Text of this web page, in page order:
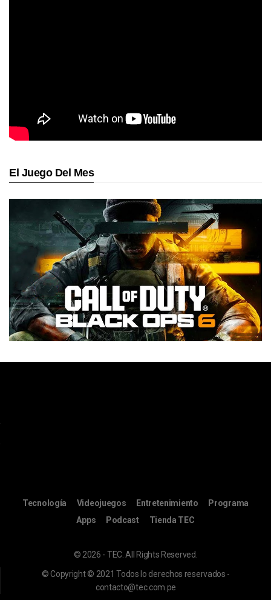
El Juego Del Mes
Tecnología Videojuegos Entretenimiento
Programa
Apps
Podcast Tienda TEC
© 2026 - TEC. All Rights Reserved.
© Copyright © 2021 Todos lo derechos reservados -
contacto@tec.com.pe